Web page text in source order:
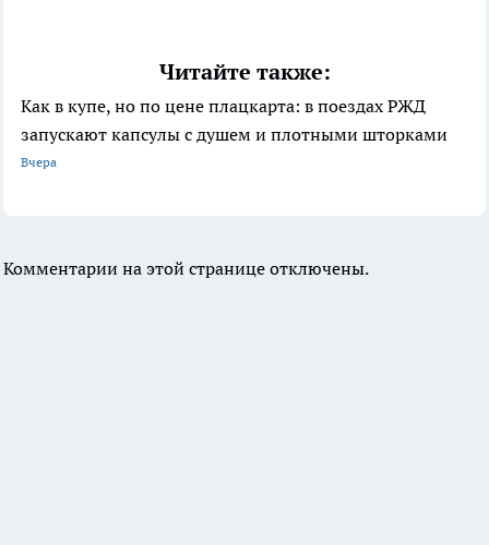
Читайте также:
Как в купе, но по цене плацкарта: в поездах РЖД
запускают капсулы с душем и плотными шторками
Вчера
Комментарии на этой странице отключены.